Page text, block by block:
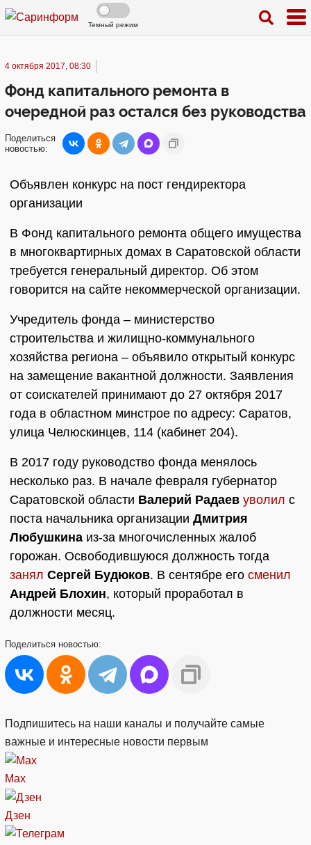
Темный режим
4 октября 2017, 08:30
Фонд капитального ремонта в
очередной раз остался без руководства
Поделиться
новостью:
Объявлен конкурс на пост гендиректора
организации
В Фонд капитального ремонта общего имущества
в многоквартирных домах в Саратовской области
требуется генеральный директор. Об этом
говорится на сайте некоммерческой организации.
Учредитель фонда – министерство
строительства и жилищно-коммунального
хозяйства региона – объявило открытый конкурс
на замещение вакантной должности. Заявления
от соискателей принимают до 27 октября 2017
года в областном минстрое по адресу: Саратов,
улица Челюскинцев, 114 (кабинет 204).
В 2017 году руководство фонда менялось
несколько раз. В начале февраля губернатор
Саратовской области Валерий Радаев уволил с
поста начальника организации Дмитрия
Любушкина из-за многочисленных жалоб
горожан. Освободившуюся должность тогда
занял Сергей Будюков. В сентябре его сменил
Андрей Блохин, который проработал в
должности месяц.
Поделиться новостью:
Подпишитесь на наши каналы и получайте самые
важные и интересные новости первым
Max
Дзен